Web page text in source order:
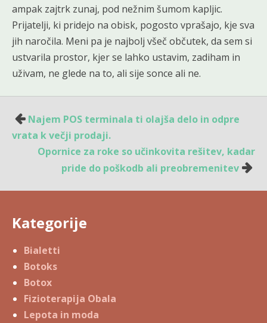
ampak zajtrk zunaj, pod nežnim šumom kapljic.
Prijatelji, ki pridejo na obisk, pogosto vprašajo, kje sva
jih naročila. Meni pa je najbolj všeč občutek, da sem si
ustvarila prostor, kjer se lahko ustavim, zadiham in
uživam, ne glede na to, ali sije sonce ali ne.
Navigacija
prispevka
Najem POS terminala ti olajša delo in odpre
vrata k večji prodaji.
Opornice za roke so učinkovita rešitev, kadar
pride do poškodb ali preobremenitev
Kategorije
Bialetti
Botoks
Botox
Fizioterapija Obala
Lepota in moda